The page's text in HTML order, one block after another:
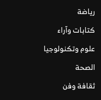
رياضة
كتابات وآراء
علوم وتكنولوجيا
الصحة
ثقافة وفن